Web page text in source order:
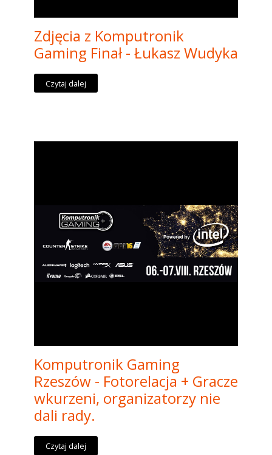
Zdjęcia z Komputronik
Gaming Finał - Łukasz Wudyka
Czytaj dalej
Komputronik Gaming
Rzeszów - Fotorelacja + Gracze
wkurzeni, organizatorzy nie
dali rady.
Czytaj dalej